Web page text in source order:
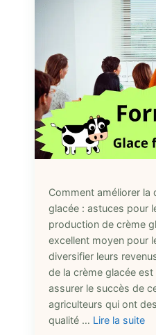
Comment améliorer la
glacée : astuces pour
production de crème
excellent moyen pour
diversifier leurs
de la crème glacée
assurer le succès de
agriculteurs qui ont
qualité … Lire la suite